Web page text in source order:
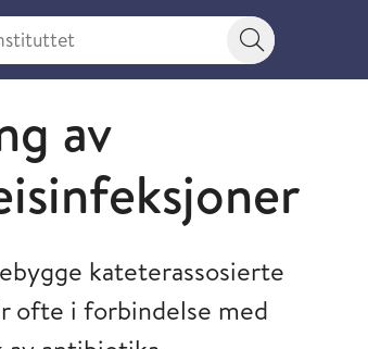
Søkeknapp
av
kateterassosierte
ofte i forbindelse med